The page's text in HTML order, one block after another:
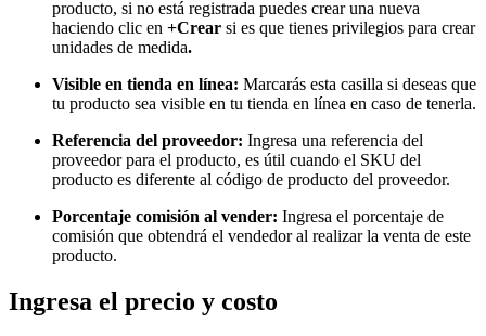
producto, si no está registrada puedes crear una nueva
haciendo clic en +Crear si es que tienes privilegios para crear
unidades de medida.
Visible en tienda en línea: Marcarás esta casilla si deseas que
tu producto sea visible en tu tienda en línea en caso de tenerla.
Referencia del proveedor: Ingresa una referencia del
proveedor para el producto, es útil cuando el SKU del
producto es diferente al código de producto del proveedor.
Porcentaje comisión al vender: Ingresa el porcentaje de
comisión que obtendrá el vendedor al realizar la venta de este
producto.
Ingresa el precio y costo